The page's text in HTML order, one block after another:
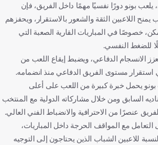
يلعب بونو دورًا نفسيًا مهمًا داخل الفريق، فإن
اللاعبين الثقة والشعور بالاستقرار، ويحفزهم
خصوصًا في المباريات القارية الصعبة التي
للضغط النفسي.
الانسجام الدفاعي، ويضبط إيقاع اللعب من
مستوى الفريق الدفاعي منذ انضمامه.
يحمل خبرة كبيرة من اللعب على أعلى
السابق ومن خلال مشاركاته الدولية مع المنتخب
عنصرًا من الاحترافية والانضباط الفني العالي.
مع المواقف الحرجة داخل المباريات،
للاعبين الشباب الذين يحتاجون إلى التوجيه